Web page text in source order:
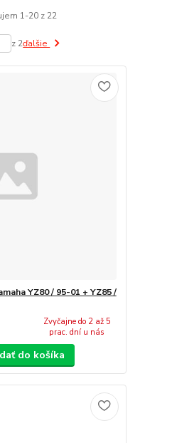
1-20 z 22
z 2ďalšie
YZ80 / 95-01 + YZ85 /
Zvyčajne do 2 až 5
prac. dní u nás
do košíka